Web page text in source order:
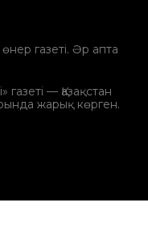
газеті. Әр апта
— Қазақстан
жарық көрген.